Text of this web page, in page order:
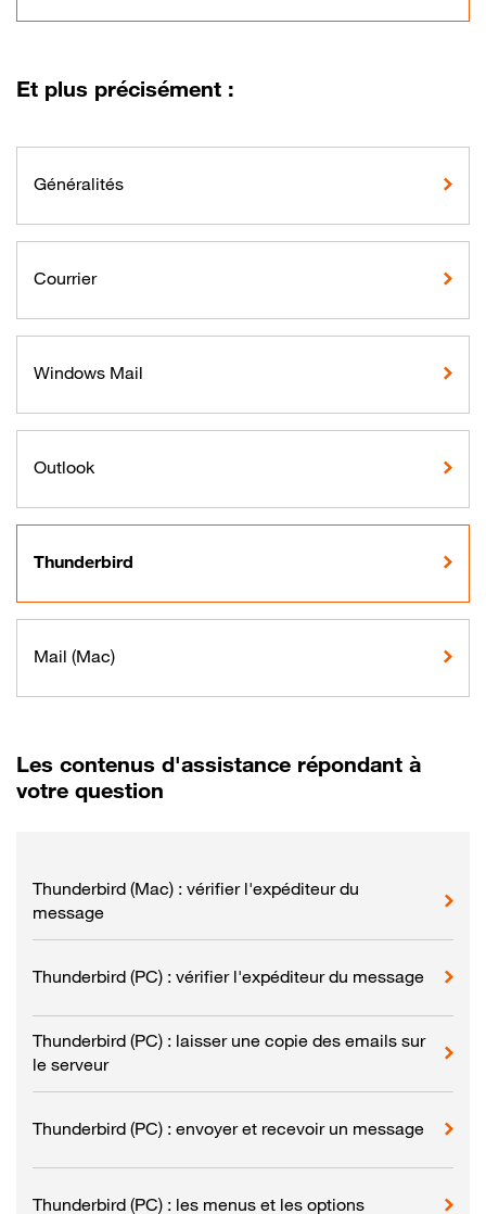
Et plus précisément :
Généralités
Courrier
Windows Mail
Outlook
Thunderbird
Mail (Mac)
Les contenus d'assistance répondant à
votre question
Thunderbird (Mac) : vérifier l'expéditeur du
message
Thunderbird (PC) : vérifier l'expéditeur du message
Thunderbird (PC) : laisser une copie des emails sur
le serveur
Thunderbird (PC) : envoyer et recevoir un message
Thunderbird (PC) : les menus et les options